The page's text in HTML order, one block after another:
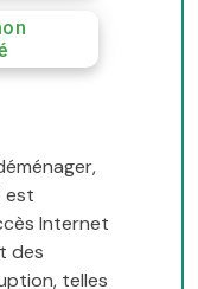
est
Internet
des
telles